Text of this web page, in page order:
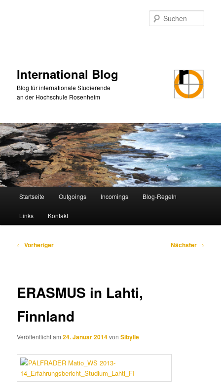
International Blog
Blog für internationale Studierende
an der Hochschule Rosenheim
Startseite Outgoings Incomings Blog-Regeln
Links Kontakt
Beitragsnavigation
← Vorheriger Nächster →
ERASMUS in Lahti,
Finnland
Veröffentlicht am24. Januar 2014vonSibylle